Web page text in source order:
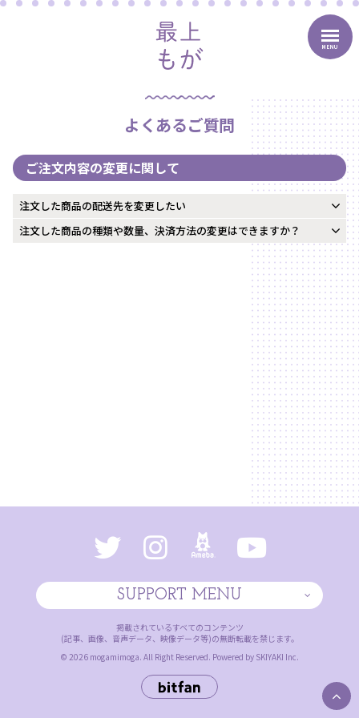
MENU
よくあるご質問
ご注文内容の変更に関して
注文した商品の配送先を変更したい
注文した商品の種類や数量、決済方法の変更はできますか？
SUPPORT MENU
掲載されているすべてのコンテンツ
(記事、画像、音声データ、映像データ等)の無断転載を禁じます。
© 2026 mogamimoga. All Right Reserved. Powered by SKIYAKI Inc.